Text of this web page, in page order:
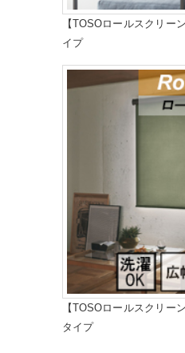
【TOSOロールスクリー
イプ
【TOSOロールスクリー
タイプ